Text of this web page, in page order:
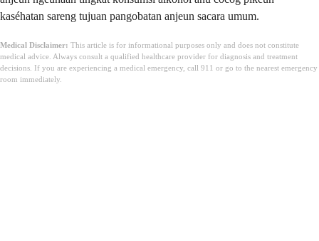
kaséhatan sareng tujuan pangobatan anjeun sacara umum.
Medical Disclaimer: This article is for informational purposes only and does not constitute
medical advice. Always consult a qualified healthcare provider for diagnosis and treatment
decisions. If you are experiencing a medical emergency, call 911 or go to the nearest emergency
room immediately.